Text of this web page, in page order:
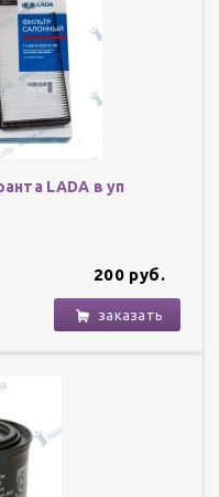
LADA в уп
200 руб.
заказать